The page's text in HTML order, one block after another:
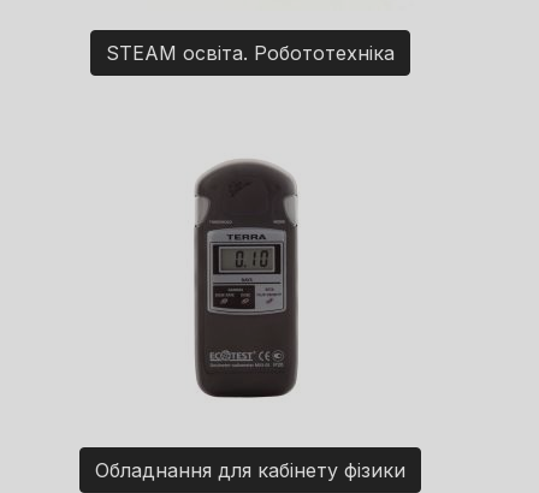
STEAM освіта. Робототехніка
Обладнання для кабінету фізики